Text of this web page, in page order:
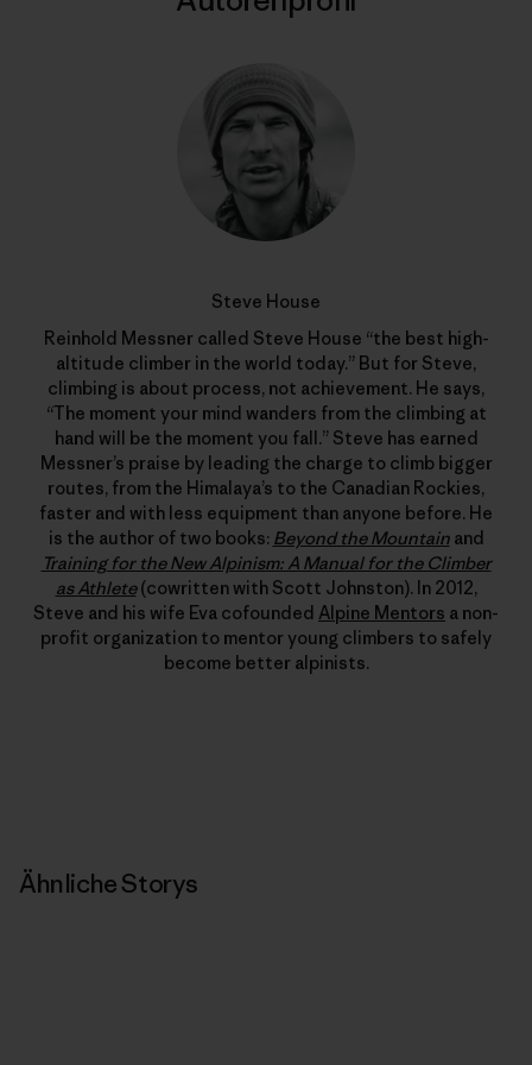
Steve House
Reinhold Messner called Steve House “the best high-
altitude climber in the world today.” But for Steve,
climbing is about process, not achievement. He says,
“The moment your mind wanders from the climbing at
hand will be the moment you fall.” Steve has earned
Messner’s praise by leading the charge to climb bigger
routes, from the Himalaya’s to the Canadian Rockies,
faster and with less equipment than anyone before. He
is the author of two books: Beyond the Mountainand
Training for the New Alpinism: A Manual for the Climber
as Athlete(cowritten with Scott Johnston). In 2012,
Steve and his wife Eva cofounded Alpine Mentors a non-
profit organization to mentor young climbers to safely
become better alpinists.
Ähnliche Storys